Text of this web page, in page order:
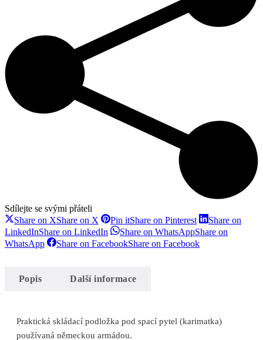
Sdílejte se svými přáteli
Share on XShare on X Pin itShare on Pinterest
Share on
LinkedInShare on LinkedIn Share on WhatsAppShare on
WhatsApp
Share on FacebookShare on Facebook
Popis Další informace
Praktická skládací podložka pod spací pytel (karimatka)
používaná německou armádou.